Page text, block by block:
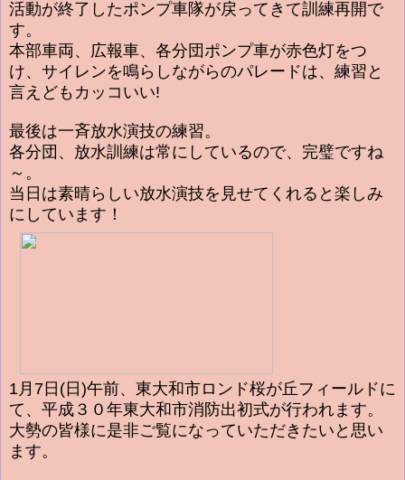
活動が終了したポンプ車隊が戻ってきて訓練再開で
す。
本部車両、広報車、各分団ポンプ車が赤色灯をつ
け、サイレンを鳴らしながらのパレードは、練習と
言えどもカッコいい!
最後は一斉放水演技の練習。
各分団、放水訓練は常にしているので、完璧ですね
～。
当日は素晴らしい放水演技を見せてくれると楽しみ
にしています ！
1月7日(日)午前、東大和市ロンド桜が丘フィールドに
て、平成３０年東大和市消防出初式が行われます。
大勢の皆様に是非ご覧になっていただきたいと思い
ます。